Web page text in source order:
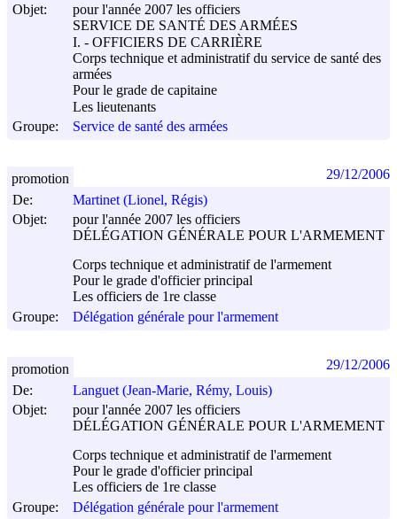
Objet:
pour l'année 2007 les officiers
SERVICE DE SANTÉ DES ARMÉES
I. - OFFICIERS DE CARRIÈRE
Corps technique et administratif du service de santé des
armées
Pour le grade de capitaine
Les lieutenants
Groupe:
Service de santé des armées
De:
Martinet (Lionel, Régis)
Objet:
pour l'année 2007 les officiers
DÉLÉGATION GÉNÉRALE POUR L'ARMEMENT
Corps technique et administratif de l'armement
Pour le grade d'officier principal
Les officiers de 1re classe
Groupe:
Délégation générale pour l'armement
promotion 29/12/2006
De:
Languet (Jean-Marie, Rémy, Louis)
Objet:
pour l'année 2007 les officiers
DÉLÉGATION GÉNÉRALE POUR L'ARMEMENT
Corps technique et administratif de l'armement
Pour le grade d'officier principal
Les officiers de 1re classe
Groupe:
Délégation générale pour l'armement
promotion 29/12/2006